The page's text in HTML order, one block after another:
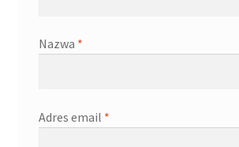
Nazwa *
Adres email *